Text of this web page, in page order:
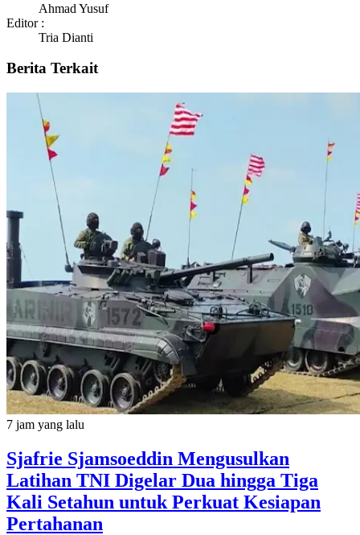
Ahmad Yusuf
Editor :
Tria Dianti
Berita Terkait
7 jam yang lalu
Sjafrie Sjamsoeddin Mengusulkan
Latihan TNI Digelar Dua hingga Tiga
Kali Setahun untuk Perkuat Kesiapan
Pertahanan